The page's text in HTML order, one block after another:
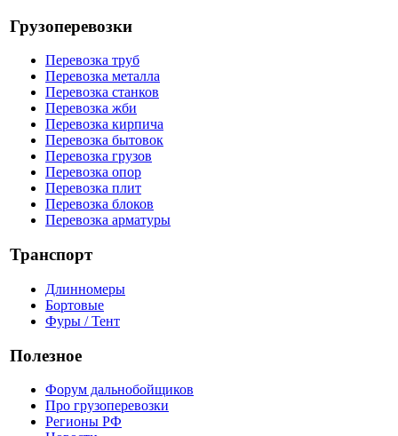
Грузоперевозки
Перевозка труб
Перевозка металла
Перевозка станков
Перевозка жби
Перевозка кирпича
Перевозка бытовок
Перевозка грузов
Перевозка опор
Перевозка плит
Перевозка блоков
Перевозка арматуры
Транспорт
Длинномеры
Бортовые
Фуры / Тент
Полезное
Форум дальнобойщиков
Про грузоперевозки
Регионы РФ